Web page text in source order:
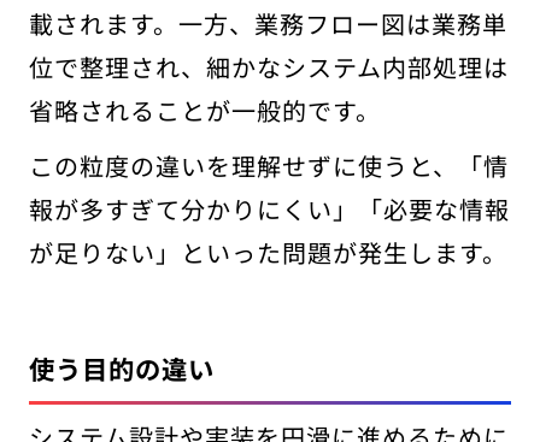
載されます。一方、業務フロー図は業務単
位で整理され、細かなシステム内部処理は
省略されることが一般的です。
この粒度の違いを理解せずに使うと、「情
報が多すぎて分かりにくい」「必要な情報
が足りない」といった問題が発生します。
使う目的の違い